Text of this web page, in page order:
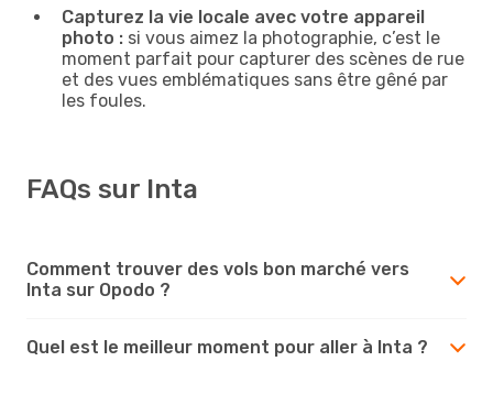
Capturez la vie locale avec votre appareil
photo : si vous aimez la photographie, c’est le
moment parfait pour capturer des scènes de rue
et des vues emblématiques sans être gêné par
les foules.
FAQs sur Inta
Comment trouver des vols bon marché vers
Inta sur Opodo ?
Quel est le meilleur moment pour aller à Inta ?